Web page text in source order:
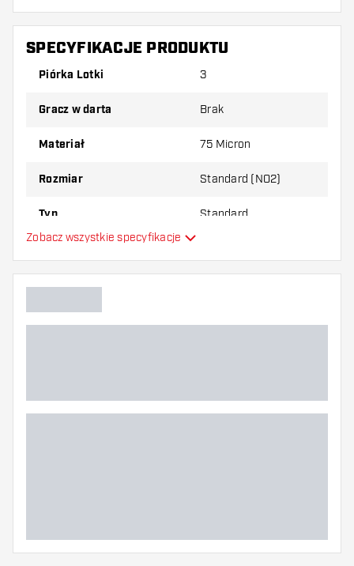
Upewnij się, że masz pod ręką dużo piórek i
shaftów. Mogą one zostać uszkodzone lub
Wypróbuj inny kształt, materiał lub grubość
najbardziej Ci odpowiada!
SPECYFIKACJE PRODUKTU
Piórka Lotki 3
Gracz w darta Brak
Materiał 75 Micron
Rozmiar Standard (NO2)
Typ Standard
Główny kolor
Zobacz wszystkie specyfikacje